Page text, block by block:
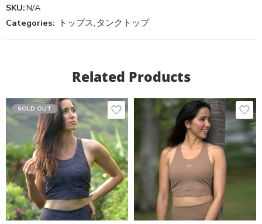
SKU:N/A
Categories: トップス, タンクトップ
Related Products
SOLD OUT